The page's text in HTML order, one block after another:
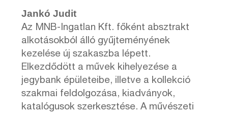
Jankó Judit
Az MNB-Ingatlan Kft. főként absztrakt
alkotásokból álló gyűjteményének
kezelése új szakaszba lépett.
Elkezdődött a művek kihelyezése a
jegybank épületeibe, illetve a kollekció
szakmai feldolgozása, kiadványok,
katalógusok szerkesztése. A művészeti